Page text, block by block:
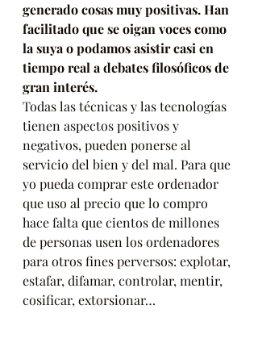
generado cosas muy positivas. Han
facilitado que se oigan voces como
la suya o podamos asistir casi en
tiempo real a debates filosóficos de
gran interés.
Todas las técnicas y las tecnologías
tienen aspectos positivos y
negativos, pueden ponerse al
servicio del bien y del mal. Para que
yo pueda comprar este ordenador
que uso al precio que lo compro
hace falta que cientos de millones
de personas usen los ordenadores
para otros fines perversos: explotar,
estafar, difamar, controlar, mentir,
cosificar, extorsionar…